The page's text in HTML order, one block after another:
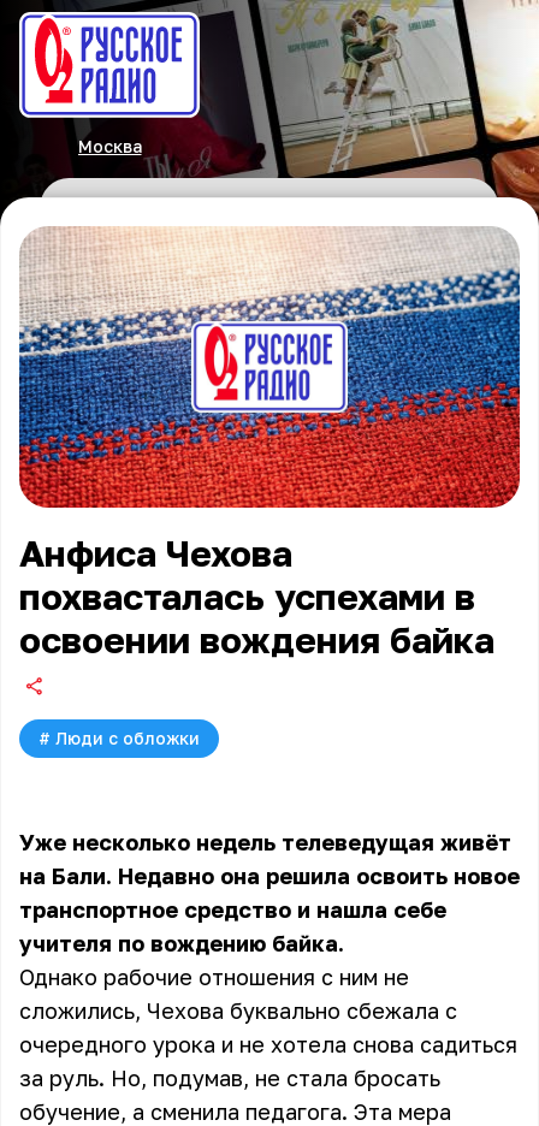
Москва
Анфиса Чехова
похвасталась успехами в
освоении вождения байка
# Люди с обложки
Уже несколько недель телеведущая живёт
на Бали. Недавно она решила освоить новое
транспортное средство и нашла себе
учителя по вождению байка.
Однако рабочие отношения с ним не
сложились, Чехова буквально сбежала с
очередного урока и не хотела снова садиться
за руль. Но, подумав, не стала бросать
обучение, а сменила педагога. Эта мера